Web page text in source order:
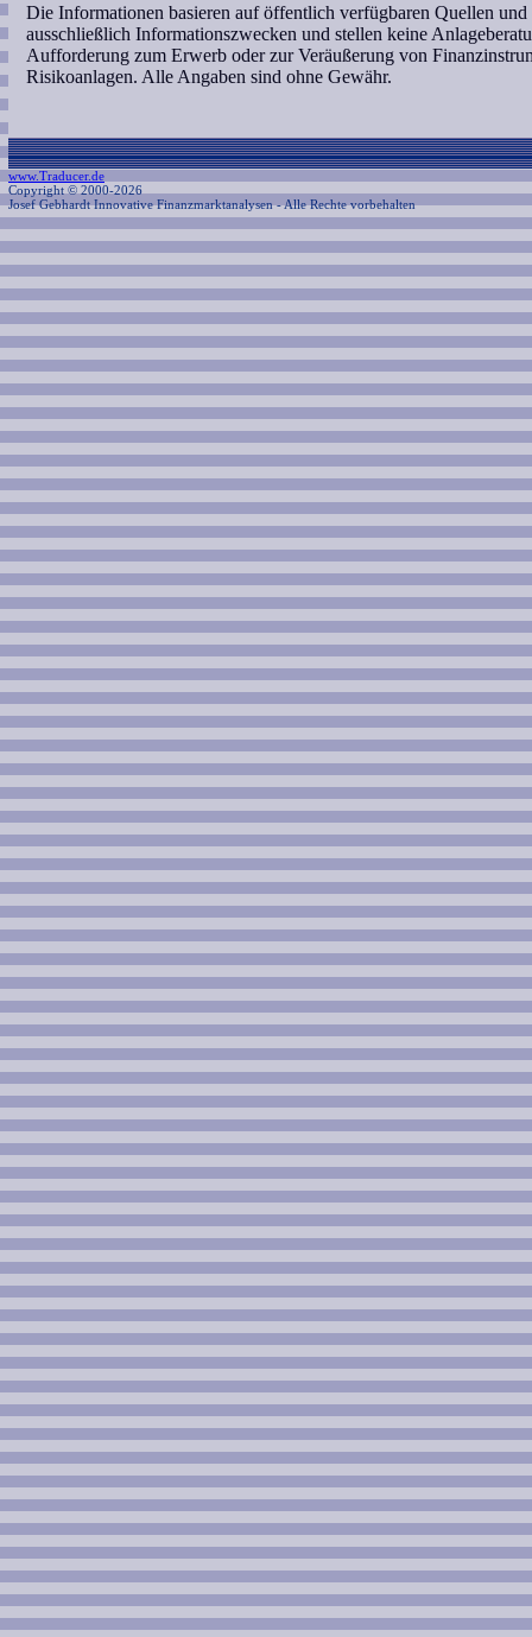
Die Informationen basieren auf öffentlich verfügbaren Quellen
ausschließlich Informationszwecken und stellen keine
Aufforderung zum Erwerb oder zur Veräußerung von
Risikoanlagen. Alle Angaben sind ohne Gewähr.
www.Traducer.de
Copyright © 2000-2026
Josef Gebhardt Innovative Finanzmarktanalysen - Alle Rechte vorbehalten